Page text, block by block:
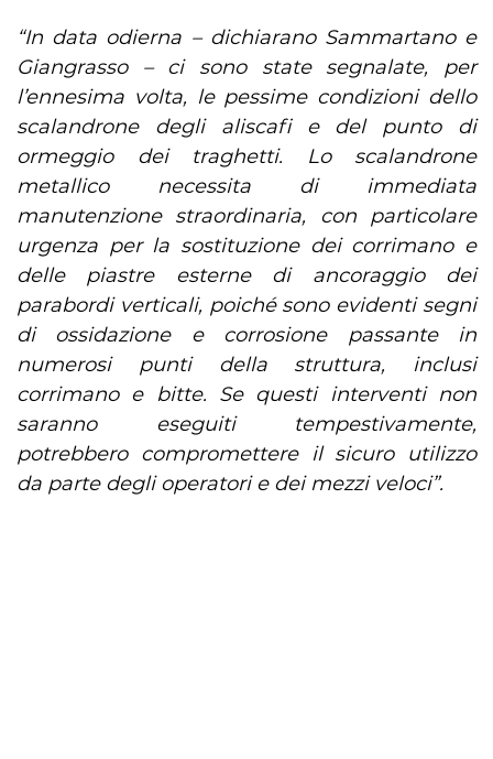
“In data odierna – dichiarano Sammartano e
Giangrasso – ci sono state segnalate, per
l’ennesima volta, le pessime condizioni dello
scalandrone degli aliscafi e del punto di
ormeggio dei traghetti. Lo scalandrone
metallico necessita di immediata
manutenzione straordinaria, con particolare
urgenza per la sostituzione dei corrimano e
delle piastre esterne di ancoraggio dei
parabordi verticali, poiché sono evidenti segni
di ossidazione e corrosione passante in
numerosi punti della struttura, inclusi
corrimano e bitte. Se questi interventi non
saranno eseguiti tempestivamente,
potrebbero compromettere il sicuro utilizzo
da parte degli operatori e dei mezzi veloci”.